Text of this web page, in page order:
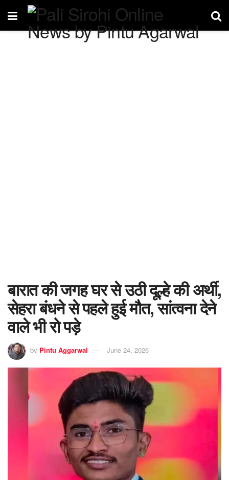
बारात की जगह घर से उठी दूल्हे की अर्थी,
सेहरा बंधने से पहले हुई मौत, सांत्वना देने
वाले भी रो पड़े
by Pintu Aggarwal June 24, 2026